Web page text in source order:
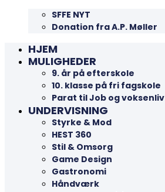
SFFE NYT
Donation fra A.P. Møller
HJEM
MULIGHEDER
9. år på efterskole
10. klasse på fri fagskole
Parat til Job og voksenliv
UNDERVISNING
Styrke & Mod
HEST 360
Stil & Omsorg
Game Design
Gastronomi
Håndværk